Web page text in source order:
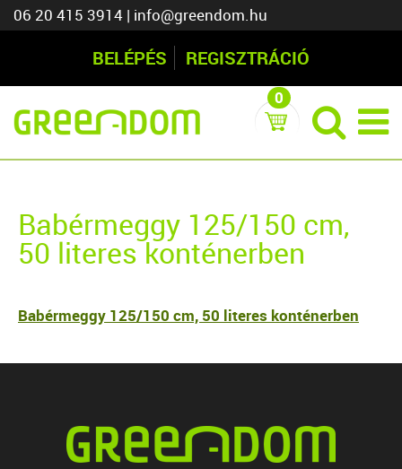
06 20 415 3914 | info@greendom.hu
BELÉPÉS REGISZTRÁCIÓ
0
Babérmeggy 125/150 cm,
50 literes konténerben
Babérmeggy 125/150 cm, 50 literes konténerben